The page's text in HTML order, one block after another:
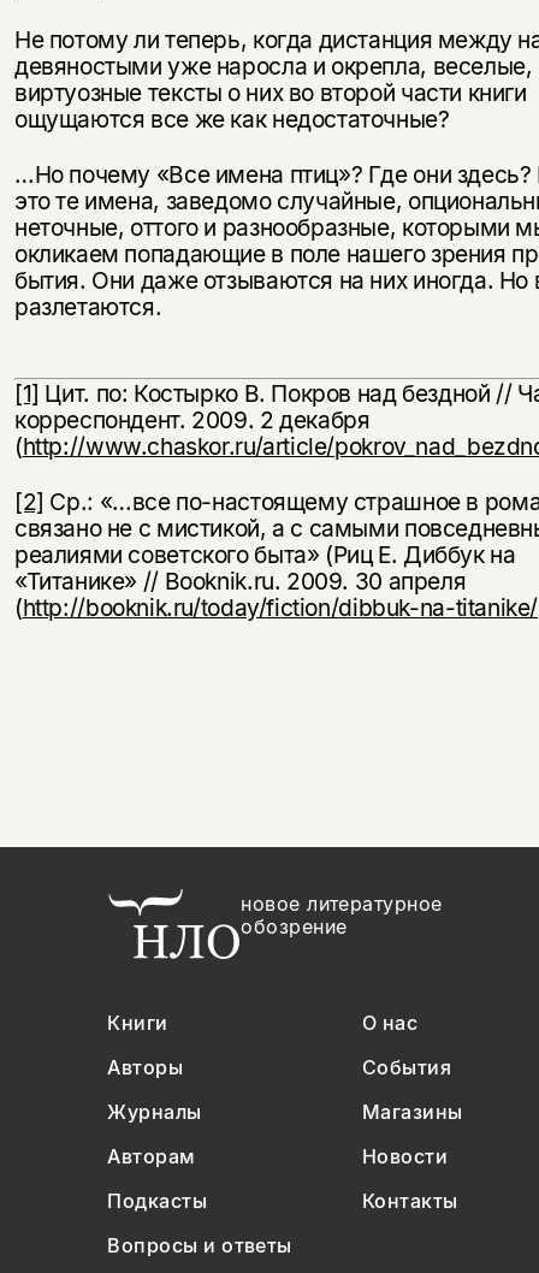
Не потому ли теперь, когда дистанция между
девяностыми уже наросла и окрепла, веселые,
виртуозные тексты о них во второй части книги
ощущаются все же как недостаточные?
…Но почему «Все имена птиц»? Где они
это те имена, заведомо случайные,
неточные, оттого и разнообразные, которыми
окликаем попадающие в поле нашего зрения
бытия. Они даже отзываются на них иногда. Но
разлетаются.
[1] Цит. по: Костырко В. Покров над бездной //
корреспондент. 2009. 2 декабря
(http://www.chaskor.ru/article/
[2] Ср.: «…все по-настоящему страшное в
связано не с мистикой, а с самыми
реалиями советского быта» (Риц Е. Диббук на
«Титанике» // Booknik.ru. 2009. 30 апреля
(http://booknik.ru/today/fiction/dibbuk-na-titanike/
новое литературное
обозрение
Книги
О нас
Авторы
События
Журналы
Магазины
Авторам
Новости
Подкасты
Контакты
Вопросы и ответы